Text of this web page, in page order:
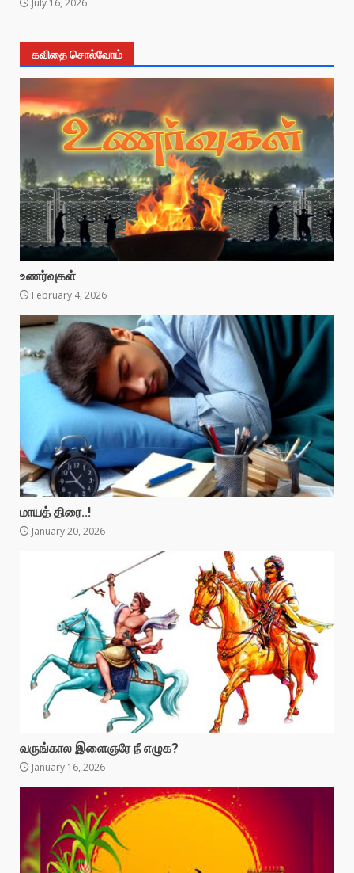
July 16, 2026
கவிதை சொல்வோம்
உணர்வுகள்
February 4, 2026
மாயத் திரை..!
January 20, 2026
வருங்கால இளைஞரே நீ எழுக?
January 16, 2026